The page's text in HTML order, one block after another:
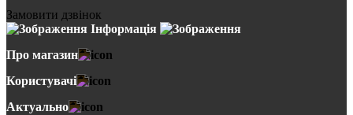
Замовити дзвінок
Інформація
Про магазин
Користувачі
Актуально